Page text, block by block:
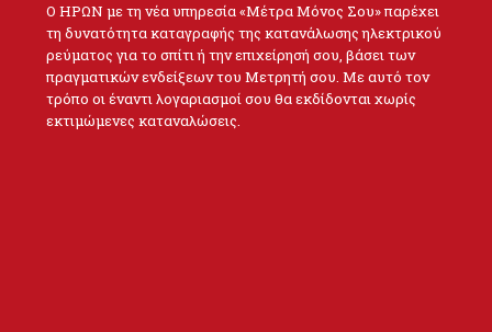
Ο ΗΡΩΝ με τη νέα υπηρεσία «Μέτρα Μόνος Σου» παρέχει
τη δυνατότητα καταγραφής της κατανάλωσης ηλεκτρικού
ρεύματος για το σπίτι ή την επιχείρησή σου, βάσει των
πραγματικών ενδείξεων του Μετρητή σου. Με αυτό τον
τρόπο οι έναντι λογαριασμοί σου θα εκδίδονται χωρίς
εκτιμώμενες καταναλώσεις.